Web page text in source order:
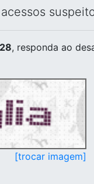
, responda ao
[trocar imagem]